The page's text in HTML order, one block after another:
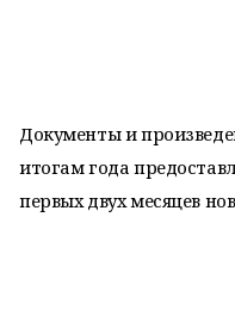
Документы и
итогам года
первых двух месяцев